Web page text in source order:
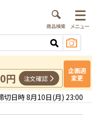
0円 注文確認
企画週
変更
切日時 8月10日(月) 23:00